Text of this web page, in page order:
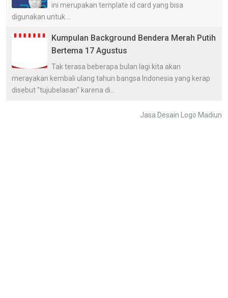
ini merupakan template id card yang bisa
digunakan untuk ...
Kumpulan Background Bendera Merah Putih
Bertema 17 Agustus
Tak terasa beberapa bulan lagi kita akan
merayakan kembali ulang tahun bangsa Indonesia yang kerap
disebut "tujubelasan" karena di...
Jasa Desain Logo Madiun